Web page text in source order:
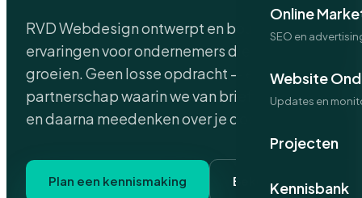
Online
SEO en
Website
Updates en
Projecten
Kennisbank
RVD Webdesign ontwerpt en bouwt digitale
ervaringen voor ondernemers die online willen
groeien. Geen losse opdracht — een strategisch
partnerschap waarin we van briefing tot livegang
en daarna meedenken over je doelen.
Plan een kennismaking Bekijk projecten